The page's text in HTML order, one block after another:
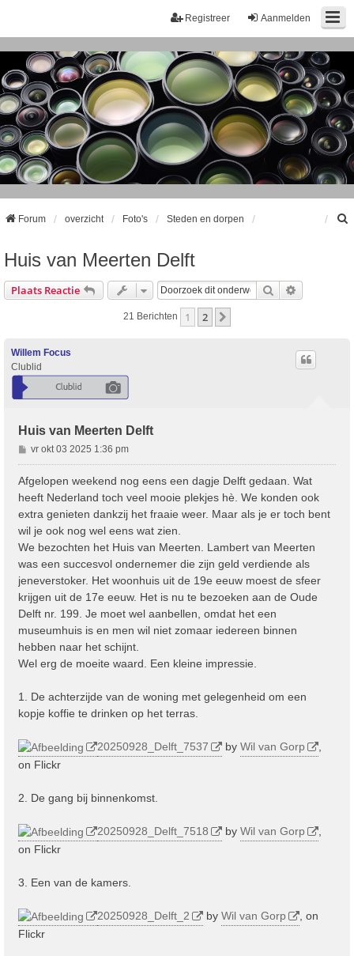
Aanmelden
Registreer
Forum overzicht Foto's Steden en dorpen
Huis van Meerten Delft
Plaats Reactie Zoek
21 Berichten 1 2
Willem Focus
Clublid
Huis van Meerten Delft
B
e
r
h
t
vr okt 03 2025 1:36 pm
Afgelopen weekend nog eens een dagje Delft gedaan. Wat
heeft Nederland toch veel mooie plekjes hè. We konden ook
extra genieten dankzij het fraaie weer. Maar als je er toch bent
wil je ook nog wel eens wat zien.
We bezochten het Huis van Meerten. Lambert van Meerten
was een succesvol ondernemer die zijn geld verdiende als
jeneverstoker. Het woonhuis uit de 19e eeuw moest de sfeer
krijgen uit de 17e eeuw. Het is nu te bezoeken aan de Oude
Delft nr. 199. Je moet wel aanbellen, omdat het een
museumhuis is en men wil niet zomaar iedereen binnen
hebben naar het schijnt.
Wel erg de moeite waard. Een kleine impressie.
1. De achterzijde van de woning met gelegenheid om een
kopje koffie te drinken op het terras.
20250928_Delft_7537 by Wil van Gorp
,
on Flickr
2. De gang bij binnenkomst.
20250928_Delft_7518 by Wil van Gorp
,
on Flickr
3. Een van de kamers.
20250928_Delft_2 by Wil van Gorp
, on
Flickr